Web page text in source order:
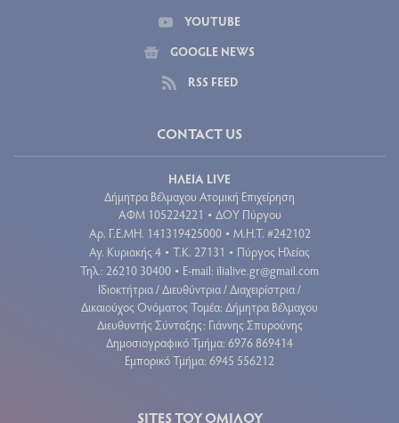
YOUTUBE
GOOGLE NEWS
RSS FEED
CONTACT US
ΗΛΕΙΑ LIVE
Δήμητρα Βέλμαχου Ατομική Επιχείρηση
ΑΦΜ 105224221 • ΔΟΥ Πύργου
Aρ. Γ.Ε.ΜΗ. 141319425000 • Μ.Η.Τ. #242102
Αγ. Κυριακής 4 • Τ.Κ. 27131 • Πύργος Ηλείας
Τηλ.: 26210 30400 • E-mail: ilialive.gr@gmail.com
Ιδιοκτήτρια / Διευθύντρια / Διαχειρίστρια /
Δικαιούχος Ονόματος Τομέα: Δήμητρα Βέλμαχου
Διευθυντής Σύνταξης: Γιάννης Σπυρούνης
Δημοσιογραφικό Τμήμα: 6976 869414
Εμπορικό Τμήμα: 6945 556212
SITES ΤΟΥ ΟΜΙΛΟΥ